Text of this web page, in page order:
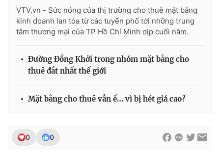
VTV.vn - Sức nóng của thị trường cho thuê mặt bằng
kinh doanh lan tỏa từ các tuyến phố tới những trung
tâm thương mại của TP Hồ Chí Minh dịp cuối năm.
Đường Đồng Khởi trong nhóm mặt bằng cho
thuê đắt nhất thế giới
Mặt bằng cho thuê vẫn ế… vì bị hét giá cao?
0 0